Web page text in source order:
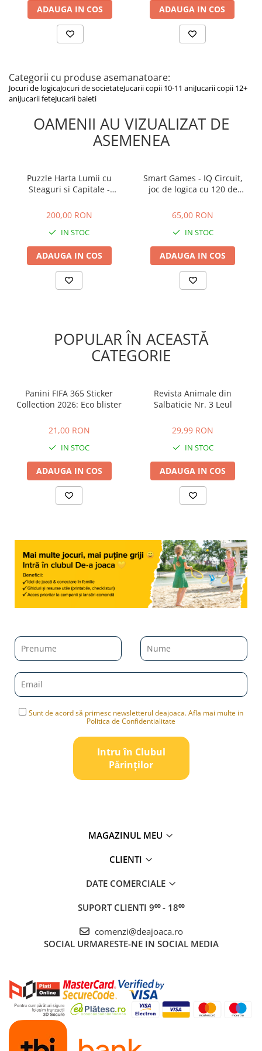
ADAUGA IN COS ADAUGA IN COS
Categorii cu produse asemanatoare:
Jocuri de logicaJocuri de societateJucarii copii 10-11 aniJucarii copii 12+
aniJucarii feteJucarii baieti
OAMENII AU VIZUALIZAT DE
ASEMENEA
Puzzle Harta Lumii cu
Steaguri si Capitale -
Activitati in Limba Engleza,
Imagimake, 5 ani+
200,00 RON
IN STOC
ADAUGA IN COS
Smart Games - IQ Circuit,
joc de logica cu 120 de
65,00 RON
IN STOC
ADAUGA IN COS
POPULAR ÎN ACEASTĂ
CATEGORIE
Panini FIFA 365 Sticker
Collection 2026: Eco blister
21,00 RON
IN STOC
ADAUGA IN COS
Revista Animale din
Salbaticie Nr. 3 Leul
29,99 RON
IN STOC
ADAUGA IN COS
Sunt de acord să primesc newsletterul deajoaca. Afla mai multe in
Politica de Confidentialitate
Intru în Clubul
Pǎrinților
MAGAZINUL MEU
CLIENTI
DATE COMERCIALE
SUPORT CLIENTI 9⁰⁰ - 18⁰⁰
comenzi@deajoaca.ro
SOCIAL URMARESTE-NE IN SOCIAL MEDIA